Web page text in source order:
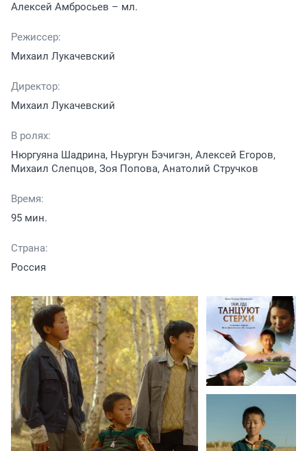
Алексей Амбросьев – мл.
Режиссер:
Михаил Лукачевский
Директор:
Михаил Лукачевский
В ролях:
Нюргуяна Шадрина, Ньургун Бэчигэн, Алексей Егоров,
Михаил Слепцов, Зоя Попова, Анатолий Стручков
Время:
95 мин.
Страна:
Россия